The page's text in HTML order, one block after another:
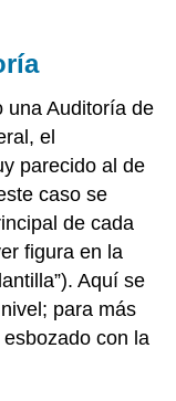
una Auditoría de
el
parecido al de
caso se
de cada
figura en la
Aquí se
para más
con la